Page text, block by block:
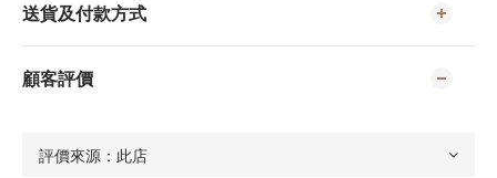
送貨及付款方式
顧客評價